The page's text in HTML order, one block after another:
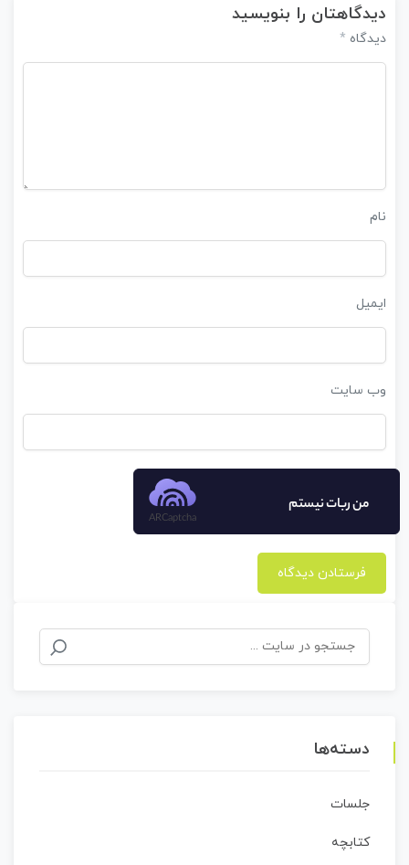
دیدگاهتان را بنویسید
دیدگاه *
نام
ایمیل
وب‌ سایت
من ربات نیستم
ARCaptcha
جستجو
برای:
دسته‌ها
جلسات
کتابچه